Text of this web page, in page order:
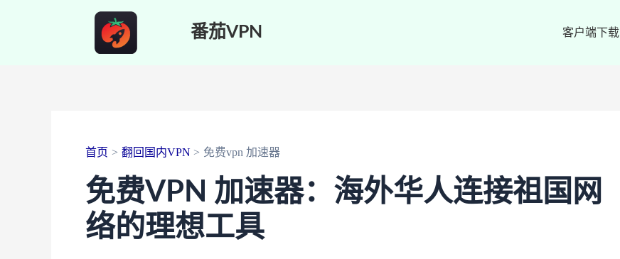
番茄VPN 客户端下载
首页 翻回国内VPN 免费vpn 加速器
免费VPN 加速器：海外华人连接祖国网
络的理想工具